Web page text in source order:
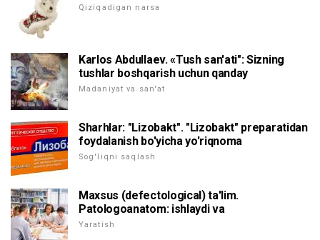
Qiziqadigan narsa
Karlos Abdullaev. «Tush san'ati": Sizning
tushlar boshqarish uchun qanday
Madaniyat va san'at
Sharhlar: "Lizobakt". "Lizobakt" preparatidan
foydalanish bo'yicha yo'riqnoma
Sog'liqni saqlash
Maxsus (defectological) ta'lim.
Patologoanatom: ishlaydi va
Yaratish